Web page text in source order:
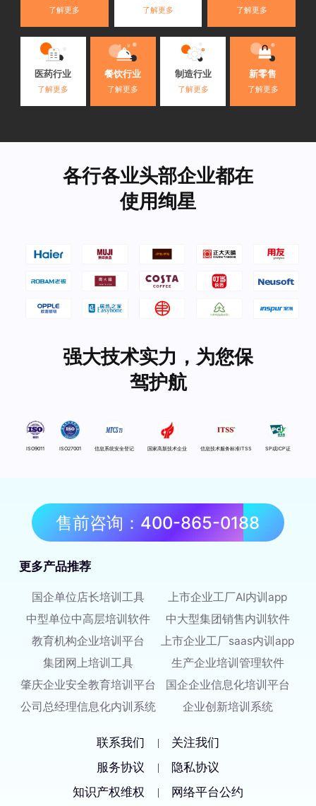
了解更多 了解更多 了解更多
医药行业
了解更多
餐饮行业
了解更多
制造行业
了解更多
新零售
了解更多
各行各业头部企业都在
使用绚星
强大技术实力，为您保
驾护航
ISO9011 ISO27001 信息系统安全登记 国家高新技术企业 信息技术服务标准ITSS SP或ICP证
售前咨询：400-865-0188
更多产品推荐
国企单位店长培训工具
上市企业工厂AI内训app
中型单位中高层培训软件
中大型集团销售内训软件
教育机构企业培训平台
上市企业工厂saas内训app
集团网上培训工具
生产企业培训管理软件
肇庆企业安全教育培训平台
国企企业信息化培训平台
公司总经理信息化内训系统
企业创新培训系统
联系我们 |
关注我们
服务协议
|
隐私协议
知识产权维权
| 网络平台公约